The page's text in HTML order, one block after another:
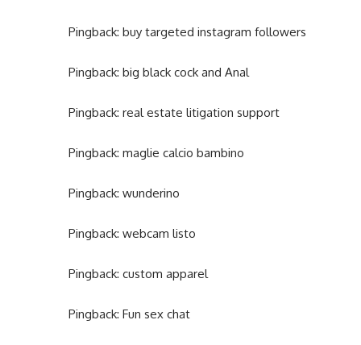
Pingback: buy targeted instagram followers
Pingback: big black cock and Anal
Pingback: real estate litigation support
Pingback: maglie calcio bambino
Pingback: wunderino
Pingback: webcam listo
Pingback: custom apparel
Pingback: Fun sex chat